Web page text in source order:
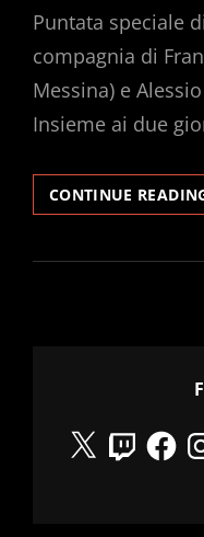
Puntata speciale
compagnia di
Messina) e
Insieme ai due
CONTINUE
X
Twitch